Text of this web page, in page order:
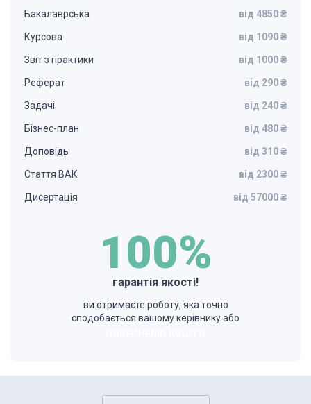
Бакалаврська від 4850 ₴
Курсова від 1090 ₴
Звіт з практики від 1000 ₴
Реферат від 290 ₴
Задачі від 240 ₴
Бізнес-план від 480 ₴
Доповідь від 310 ₴
Стаття ВАК від 2300 ₴
Дисертація від 57000 ₴
100%
гарантія якості!
ви отримаєте роботу, яка точно
сподобається вашому керівнику або